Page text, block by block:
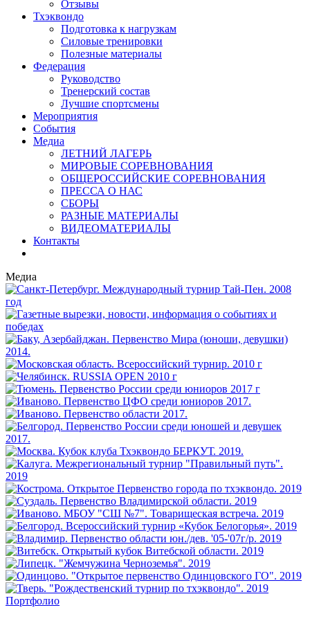
Отзывы
Тхэквондо
Подготовка к нагрузкам
Силовые тренировки
Полезные материалы
Федерация
Руководство
Тренерский состав
Лучшие спортсмены
Мероприятия
События
Медиа
ЛЕТНИЙ ЛАГЕРЬ
МИРОВЫЕ СОРЕВНОВАНИЯ
ОБЩЕРОССИЙСКИЕ СОРЕВНОВАНИЯ
ПРЕССА О НАС
СБОРЫ
РАЗНЫЕ МАТЕРИАЛЫ
ВИДЕОМАТЕРИАЛЫ
Контакты
Медиа
Портфолио